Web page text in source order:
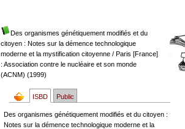
Des organismes génétiquement modifiés et du
citoyen : Notes sur la démence technologique
moderne et la mystification citoyenne/ Paris [France]
: Association contre le nucléaire et son monde
(ACNM) (1999)
ISBD Public
Des organismes génétiquement modifiés et du citoyen :
Notes sur la démence technologique moderne et la